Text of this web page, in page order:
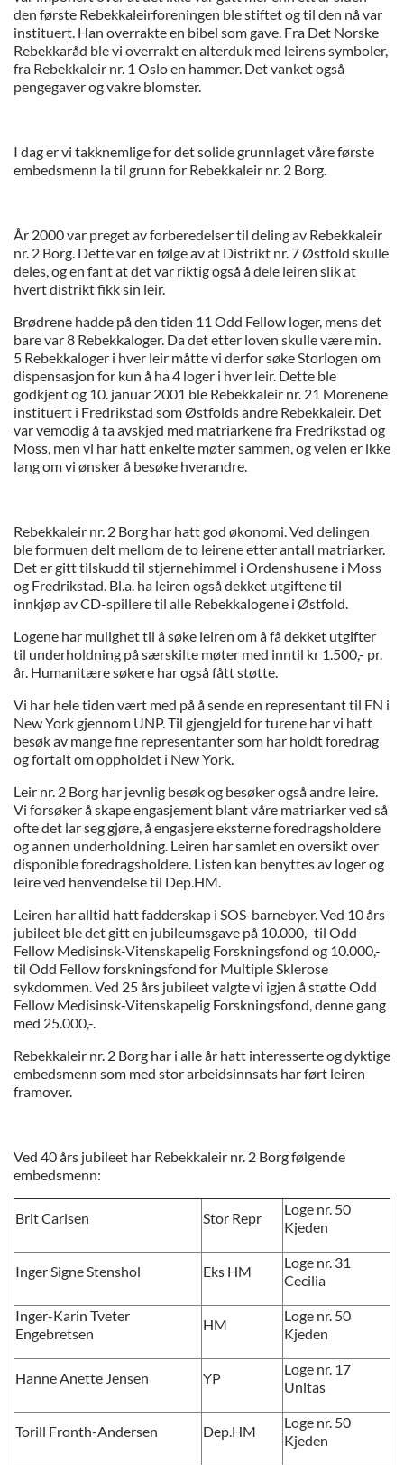
den første Rebekkaleirforeningen ble stiftet og til den nå var
instituert. Han overrakte en bibel som gave. Fra Det Norske
Rebekkaråd ble vi overrakt en alterduk med leirens symboler,
fra Rebekkaleir nr. 1 Oslo en hammer. Det vanket også
pengegaver og vakre blomster.
I dag er vi takknemlige for det solide grunnlaget våre første
embedsmenn la til grunn for Rebekkaleir nr. 2 Borg.
År 2000 var preget av forberedelser til deling av Rebekkaleir
nr. 2 Borg. Dette var en følge av at Distrikt nr. 7 Østfold skulle
deles, og en fant at det var riktig også å dele leiren slik at
hvert distrikt fikk sin leir.
Brødrene hadde på den tiden 11 Odd Fellow loger, mens det
bare var 8 Rebekkaloger. Da det etter loven skulle være min.
5 Rebekkaloger i hver leir måtte vi derfor søke Storlogen om
dispensasjon for kun å ha 4 loger i hver leir. Dette ble
godkjent og 10. januar 2001 ble Rebekkaleir nr. 21 Morenene
instituert i Fredrikstad som Østfolds andre Rebekkaleir. Det
var vemodig å ta avskjed med matriarkene fra Fredrikstad og
Moss, men vi har hatt enkelte møter sammen, og veien er ikke
lang om vi ønsker å besøke hverandre.
Rebekkaleir nr. 2 Borg har hatt god økonomi. Ved delingen
ble formuen delt mellom de to leirene etter antall matriarker.
Det er gitt tilskudd til stjernehimmel i Ordenshusene i Moss
og Fredrikstad. Bl.a. ha leiren også dekket utgiftene til
innkjøp av CD-spillere til alle Rebekkalogene i Østfold.
Logene har mulighet til å søke leiren om å få dekket utgifter
til underholdning på særskilte møter med inntil kr 1.500,- pr.
år. Humanitære søkere har også fått støtte.
Vi har hele tiden vært med på å sende en representant til FN i
New York gjennom UNP. Til gjengjeld for turene har vi hatt
besøk av mange fine representanter som har holdt foredrag
og fortalt om oppholdet i New York.
Leir nr. 2 Borg har jevnlig besøk og besøker også andre leire.
Vi forsøker å skape engasjement blant våre matriarker ved så
ofte det lar seg gjøre, å engasjere eksterne foredragsholdere
og annen underholdning. Leiren har samlet en oversikt over
disponible foredragsholdere. Listen kan benyttes av loger og
leire ved henvendelse til Dep.HM.
Leiren har alltid hatt fadderskap i SOS-barnebyer. Ved 10 års
jubileet ble det gitt en jubileumsgave på 10.000,- til Odd
Fellow Medisinsk-Vitenskapelig Forskningsfond og 10.000,-
til Odd Fellow forskningsfond for Multiple Sklerose
sykdommen. Ved 25 års jubileet valgte vi igjen å støtte Odd
Fellow Medisinsk-Vitenskapelig Forskningsfond, denne gang
med 25.000,-.
Rebekkaleir nr. 2 Borg har i alle år hatt interesserte og dyktige
embedsmenn som med stor arbeidsinnsats har ført leiren
framover.
Ved 40 års jubileet har Rebekkaleir nr. 2 Borg følgende
embedsmenn:
Brit Carlsen Stor Repr
Loge nr. 50
Kjeden
Inger Signe Stenshol Eks HM
Loge nr. 31
Cecilia
Inger-Karin Tveter
Engebretsen
HM
Loge nr. 50
Kjeden
Hanne Anette Jensen YP
Loge nr. 17
Unitas
Torill Fronth-Andersen Dep.HM
Loge nr. 50
Kjeden